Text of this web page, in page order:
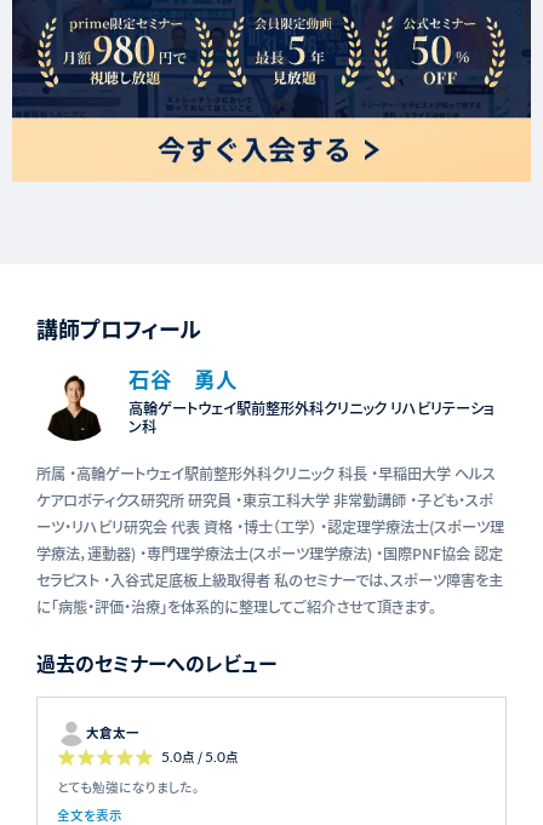
講師プロフィール
石谷 勇人
高輪ゲートウェイ駅前整形外科クリニック リハビリテーショ
ン科
所属 ・高輪ゲートウェイ駅前整形外科クリニック 科長 ・早稲田大学 ヘルス
ケアロボティクス研究所 研究員 ・東京工科大学 非常勤講師 ・子ども・スポ
ーツ・リハビリ研究会 代表 資格 ・博士（工学） ・認定理学療法士(スポーツ理
学療法，運動器) ・専門理学療法士(スポーツ理学療法) ・国際PNF協会 認定
セラピスト ・入谷式足底板上級取得者 私のセミナーでは、スポーツ障害を主
に「病態・評価・治療」を体系的に整理してご紹介させて頂きます。
過去のセミナーへのレビュー
大倉太一
5.0点 /5.0点
とても勉強になりました。
全文を表示